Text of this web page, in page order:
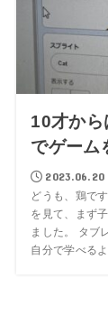
10才か
でゲーム
2023.06.20
どうも、鶏で
を見て、まず
ました。 タブ
自分で学べるよ